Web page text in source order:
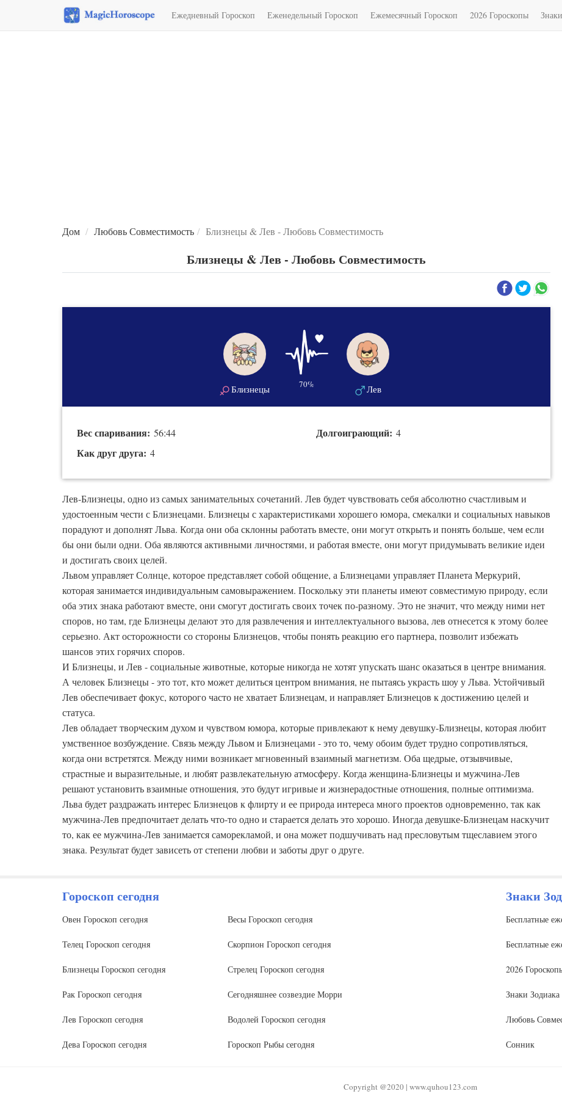
Ежедневный Гороскоп Еженедельный Гороскоп Ежемесячный Гороскоп 2026 Гороскопы
Дом Любовь Совместимость Близнецы & Лев - Любовь Совместимость
Близнецы & Лев - Любовь Совместимость
Близнецы 70% Лев
Вес спаривания: 56:44
Как друг друга: 4
Долгоиграющий: 4
Лев-Близнецы, одно из самых занимательных сочетаний. Лев будет чувствовать себя абсолютно счастливым и
удостоенным чести с Близнецами. Близнецы с характеристиками хорошего юмора, смекалки и социальных навыков
порадуют и дополнят Льва. Когда они оба склонны работать вместе, они могут открыть и понять больше, чем если
бы они были одни. Оба являются активными личностями, и работая вместе, они могут придумывать великие идеи
и достигать своих целей.
Львом управляет Солнце, которое представляет собой общение, а Близнецами управляет Планета Меркурий,
которая занимается индивидуальным самовыражением. Поскольку эти планеты имеют совместимую природу, если
оба этих знака работают вместе, они смогут достигать своих точек по-разному. Это не значит, что между ними нет
споров, но там, где Близнецы делают это для развлечения и интеллектуального вызова, лев отнесется к этому более
серьезно. Акт осторожности со стороны Близнецов, чтобы понять реакцию его партнера, позволит избежать
шансов этих горячих споров.
И Близнецы, и Лев - социальные животные, которые никогда не хотят упускать шанс оказаться в центре внимания.
А человек Близнецы - это тот, кто может делиться центром внимания, не пытаясь украсть шоу у Льва. Устойчивый
Лев обеспечивает фокус, которого часто не хватает Близнецам, и направляет Близнецов к достижению целей и
статуса.
Лев обладает творческим духом и чувством юмора, которые привлекают к нему девушку-Близнецы, которая любит
умственное возбуждение. Связь между Львом и Близнецами - это то, чему обоим будет трудно сопротивляться,
когда они встретятся. Между ними возникает мгновенный взаимный магнетизм. Оба щедрые, отзывчивые,
страстные и выразительные, и любят развлекательную атмосферу. Когда женщина-Близнецы и мужчина-Лев
решают установить взаимные отношения, это будут игривые и жизнерадостные отношения, полные оптимизма.
Льва будет раздражать интерес Близнецов к флирту и ее природа интереса много проектов одновременно, так как
мужчина-Лев предпочитает делать что-то одно и старается делать это хорошо. Иногда девушке-Близнецам наскучит
то, как ее мужчина-Лев занимается саморекламой, и она может подшучивать над пресловутым тщеславием этого
знака. Результат будет зависеть от степени любви и заботы друг о друге.
Гороскоп сегодня
Овен Гороскоп сегодня
Телец Гороскоп сегодня
Близнецы Гороскоп сегодня
Рак Гороскоп сегодня
Лев Гороскоп сегодня
Дева Гороскоп сегодня
Весы Гороскоп сегодня
Скорпион Гороскоп сегодня
Стрелец Гороскоп сегодня
Сегодняшнее созвездие Морри
Водолей Гороскоп сегодня
Гороскоп Рыбы сегодня
Знаки
Бесплатные
Бесплатные
2026
Знаки Зодиака
Любовь
Сонник
Copyright @2020 | www.quhou123.com